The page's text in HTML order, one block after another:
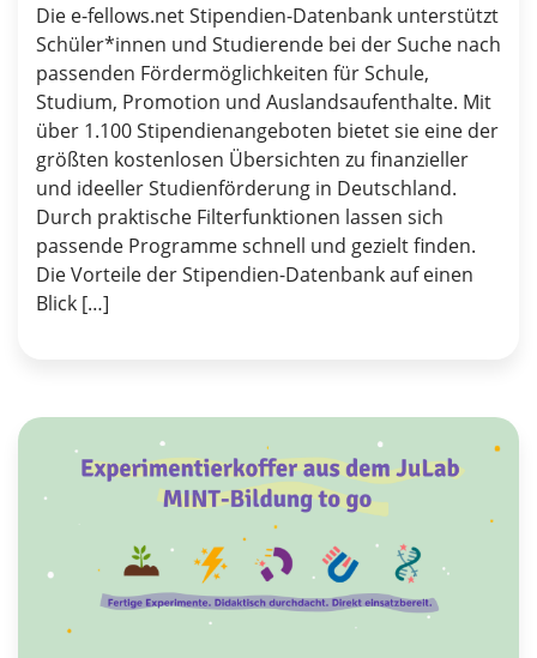
Die e-fellows.net Stipendien-Datenbank unterstützt
Schüler*innen und Studierende bei der Suche nach
passenden Fördermöglichkeiten für Schule,
Studium, Promotion und Auslandsaufenthalte. Mit
über 1.100 Stipendienangeboten bietet sie eine der
größten kostenlosen Übersichten zu finanzieller
und ideeller Studienförderung in Deutschland.
Durch praktische Filterfunktionen lassen sich
passende Programme schnell und gezielt finden.
Die Vorteile der Stipendien-Datenbank auf einen
Blick […]